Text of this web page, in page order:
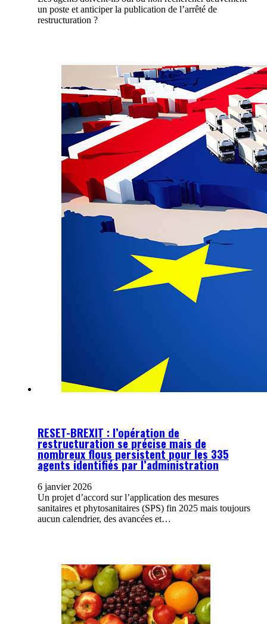
un poste et anticiper la publication de l’arrêté de
restructuration ?
RESET-BREXIT : l’opération de
restructuration se précise mais de
nombreux flous persistent pour les 335
agents identifiés par l’administration
6 janvier 2026
Un projet d’accord sur l’application des mesures
sanitaires et phytosanitaires (SPS) fin 2025 mais toujours
aucun calendrier, des avancées et…